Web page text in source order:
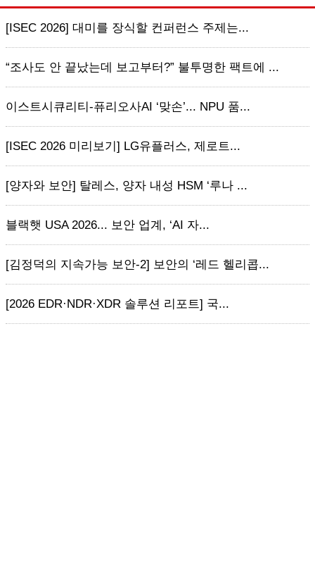
[ISEC 2026] 대미를 장식할 컨퍼런스 주제는...
“조사도 안 끝났는데 보고부터?” 불투명한 팩트에 ...
이스트시큐리티-퓨리오사AI ‘맞손’... NPU 품...
[ISEC 2026 미리보기] LG유플러스, 제로트...
[양자와 보안] 탈레스, 양자 내성 HSM ‘루나 ...
블랙햇 USA 2026... 보안 업계, ‘AI 자...
[김정덕의 지속가능 보안-2] 보안의 ‘레드 헬리콥...
[2026 EDR·NDR·XDR 솔루션 리포트] 국...